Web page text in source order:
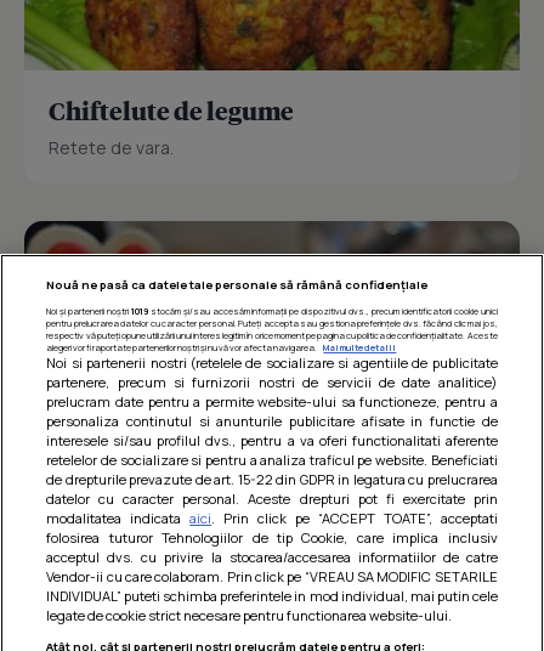
Chiftelute de legume
Retete de vara.
Barcute din vinete cu arpagic rosu
Un deliciu usor de preparat!
Nouă ne pasă ca datele tale personale să rămână confidențiale
Noi și partenerii noștri 1019stocăm și/sau accesăm informații pe dispozitivul dvs., precum identificatorii cookie unici
pentru prelucrarea datelor cu caracter personal. Puteți accepta sau gestiona preferințele dvs. făcând clic mai jos,
respectiv vă puteți opune utilizării unui interes legitim în orice moment pe pagina cu politica de confidențialitate. Aceste
alegeri vor fi raportate partenerilor noștri și nu vă vor afecta navigarea.
Mai multe detalii
Noi si partenerii nostri (retelele de socializare si agentiile de publicitate
partenere, precum si furnizorii nostri de servicii de date analitice)
prelucram date pentru a permite website-ului sa functioneze, pentru a
personaliza continutul si anunturile publicitare afisate in functie de
interesele si/sau profilul dvs., pentru a va oferi functionalitati aferente
retelelor de socializare si pentru a analiza traficul pe website. Beneficiati
de drepturile prevazute de art. 15-22 din GDPR in legatura cu prelucrarea
datelor cu caracter personal. Aceste drepturi pot fi exercitate prin
modalitatea indicataaici . Prin click pe “ACCEPT TOATE”, acceptati
folosirea tuturor Tehnologiilor de tip Cookie, care implica inclusiv
acceptul dvs. cu privire la stocarea/accesarea informatiilor de catre
Vendor-ii cu care colaboram. Prin click pe “VREAU SA MODIFIC SETARILE
INDIVIDUAL” puteti schimba preferintele in mod individual, mai putin cele
legate de cookie strict necesare pentru functionarea website-ului.
Atât noi, cât și partenerii noștri prelucrăm datele pentru a oferi: